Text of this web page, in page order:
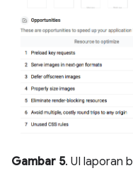
Gambar 5. UI laporan